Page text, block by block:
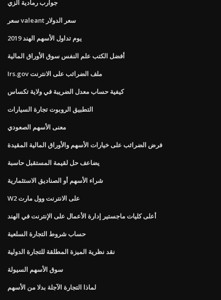
جوارب رمادية الزي
سعر valeant سعر الدولار
يوم تداول الأسهم الهند 2019
أفضل الكتب علم النفس سوق الأوراق المالية
Irs.gov ملف الضرائب على الانترنت
كيفية حساب معدل الضريبة في ولاية تكساس
التطبيق الروبوت تجارة السيارات
معنى الأسهم الصعودي
فرض الضرائب على خيارات الأسهم والأوراق المالية المقيدة
يضاعف حل لقيمة المستقبل حاسبة
شراء الأسهم أو الصناديق الاستثمارية
W2 على الانترنت وول مارت
أعلى كليات ماجستير إدارة الأعمال على الإنترنت في الهند
حساب شروط التجارة السلعية
نقد نظرية الميزة المطلقة للتجارة الدولية
سوق الأسهم السيولة
لماذا التجارة الآجلة بدلا من الأسهم